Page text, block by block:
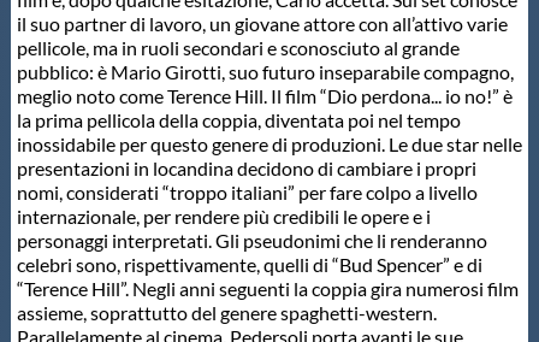
il suo partner di lavoro, un giovane attore con all’attivo varie
pellicole, ma in ruoli secondari e sconosciuto al grande
pubblico: è Mario Girotti, suo futuro inseparabile compagno,
meglio noto come Terence Hill. Il film “Dio perdona... io no!” è
la prima pellicola della coppia, diventata poi nel tempo
inossidabile per questo genere di produzioni. Le due star nelle
presentazioni in locandina decidono di cambiare i propri
nomi, considerati “troppo italiani” per fare colpo a livello
internazionale, per rendere più credibili le opere e i
personaggi interpretati. Gli pseudonimi che li renderanno
celebri sono, rispettivamente, quelli di “Bud Spencer” e di
“Terence Hill”. Negli anni seguenti la coppia gira numerosi film
assieme, soprattutto del genere spaghetti-western.
Parallelamente al cinema, Pedersoli porta avanti le sue